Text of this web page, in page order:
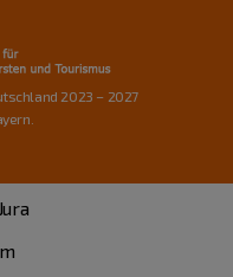
2023 – 2027